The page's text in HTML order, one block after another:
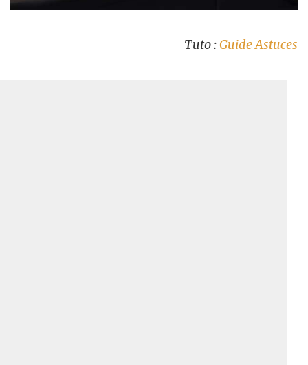
Tuto :Guide Astuces